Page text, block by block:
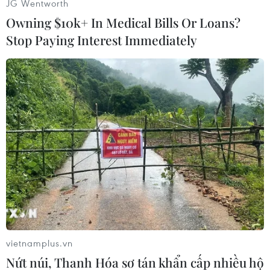
Ông hướng tới thỏa thuận hợp tác quốc phòng
giữa Mỹ và UAE được ký kết hồi tháng Năm và
đề xuất binh lính Mỹ có thể chuyển sang đồn
trú tại UAE./.
(Vietnam+)
JG Wentworth
Owning $10k+ In Medical Bills Or Loans?
Stop Paying Interest Immediately
vietnamplus.vn
Nứt núi, Thanh Hóa sơ tán khẩn cấp nhiều hộ